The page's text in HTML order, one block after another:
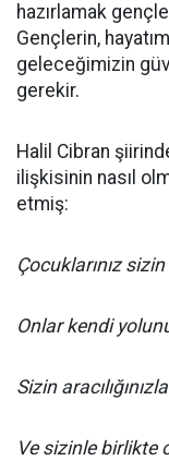
hazırlamak
Gençlerin,
geleceğimizin
gerekir.
Halil Cibran
ilişkisinin nasıl
etmiş:
Çocuklarınız
Onlar kendi
Sizin
Ve sizinle birlikte